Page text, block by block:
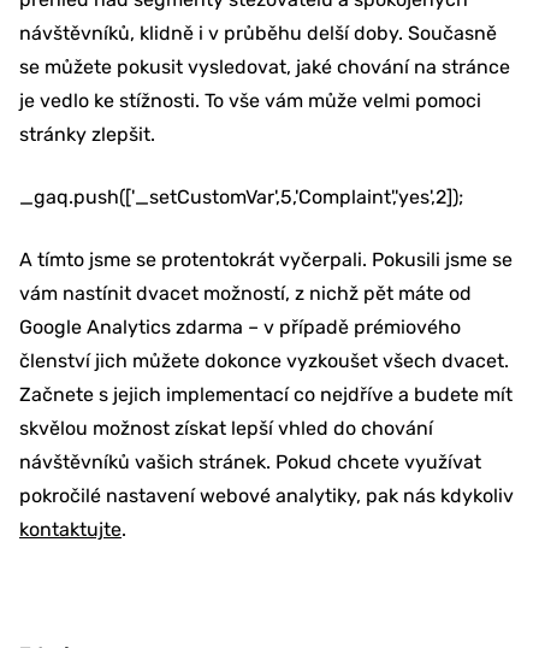
návštěvníků, klidně i v průběhu delší doby. Současně
se můžete pokusit vysledovat, jaké chování na stránce
je vedlo ke stížnosti. To vše vám může velmi pomoci
stránky zlepšit.
_gaq.push(['_setCustomVar',5,'Complaint','yes',2]);
A tímto jsme se protentokrát vyčerpali. Pokusili jsme se
vám nastínit dvacet možností, z nichž pět máte od
Google Analytics zdarma – v případě prémiového
členství jich můžete dokonce vyzkoušet všech dvacet.
Začnete s jejich implementací co nejdříve a budete mít
skvělou možnost získat lepší vhled do chování
návštěvníků vašich stránek. Pokud chcete využívat
pokročilé nastavení webové analytiky, pak nás kdykoliv
kontaktujte.